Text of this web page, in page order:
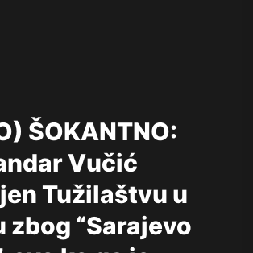
ŠOKANTNO:
Vučić
Tužilaštvu u
zbog “Sarajevo